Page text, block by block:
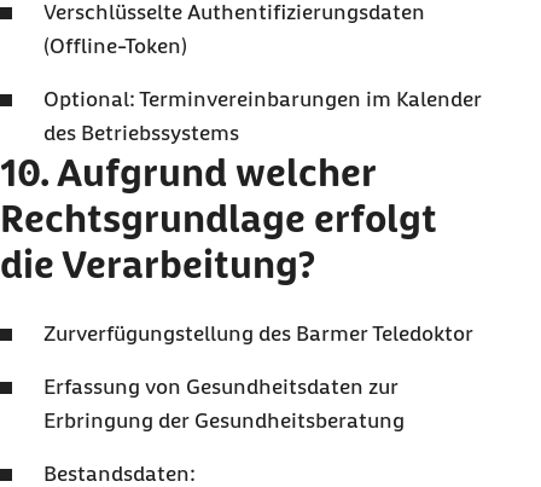
Verschlüsselte Authentifizierungsdaten
(Offline-Token)
Optional: Terminvereinbarungen im Kalender
des Betriebssystems
10. Aufgrund welcher
Rechtsgrundlage erfolgt
die Verarbeitung?
Zurverfügungstellung des Barmer Teledoktor
Erfassung von Gesundheitsdaten zur
Erbringung der Gesundheitsberatung
Bestandsdaten: